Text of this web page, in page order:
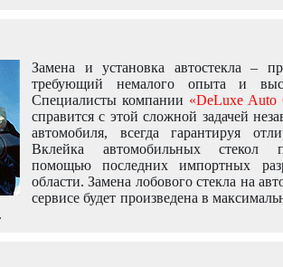
Замена и установка автостекла –
требующий немалого опыта и
Специалисты компании «DeLuxe Auto
справится с этой сложной задачей
автомобиля, всегда гарантируя
Вклейка автомобильных стекол
помощью последних импортных
области. Замена лобового стекла на
сервисе будет произведена в